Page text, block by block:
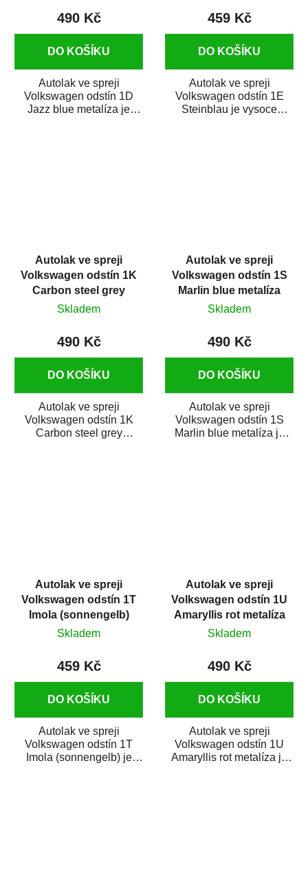
490 Kč
DO KOŠÍKU
Autolak ve spreji
Volkswagen odstín 1D
Jazz blue metalíza je
459 Kč
DO KOŠÍKU
Autolak ve spreji
Volkswagen odstín 1E
Steinblau je vysoce
Autolak ve spreji
Volkswagen odstín 1K
Carbon steel grey
metalíza 375 ml
Skladem
490 Kč
DO KOŠÍKU
Autolak ve spreji
Volkswagen odstín 1K
Carbon steel grey
Autolak ve spreji
Volkswagen odstín 1S
Marlin blue metalíza
375 ml
Skladem
490 Kč
DO KOŠÍKU
Autolak ve spreji
Volkswagen odstín 1S
Marlin blue metalíza je
Autolak ve spreji
Volkswagen odstín 1T
Imola (sonnengelb)
400 ml
Skladem
459 Kč
DO KOŠÍKU
Autolak ve spreji
Volkswagen odstín 1T
Imola (sonnengelb) je
Autolak ve spreji
Volkswagen odstín 1U
Amaryllis rot metalíza
375 ml
Skladem
490 Kč
DO KOŠÍKU
Autolak ve spreji
Volkswagen odstín 1U
Amaryllis rot metalíza je